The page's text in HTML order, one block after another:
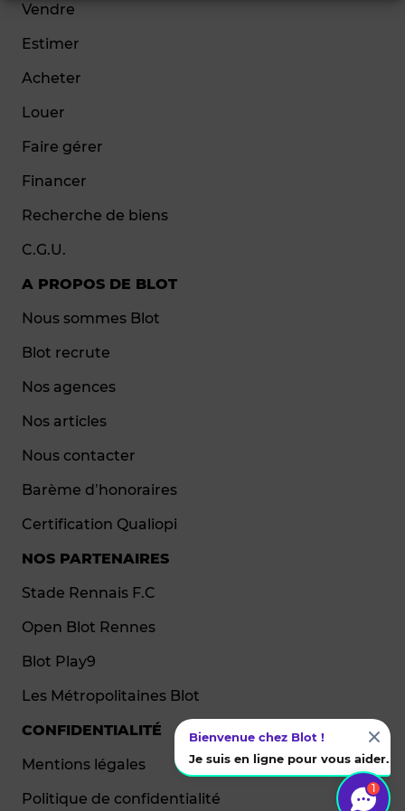
Vendre
Estimer
Acheter
Louer
Faire gérer
Financer
Recherche de biens
C.G.U.
A PROPOS DE BLOT
Nous sommes Blot
Blot recrute
Nos agences
Nos articles
Nous contacter
Barème d’honoraires
Certification Qualiopi
NOS PARTENAIRES
Stade Rennais F.C
Open Blot Rennes
Blot Play9
Les Métropolitaines Blot
CONFIDENTIALITÉ
Mentions légales
Politique de confidentialité
1
Bienvenue chez Blot !
Je suis en ligne pour vous aider.